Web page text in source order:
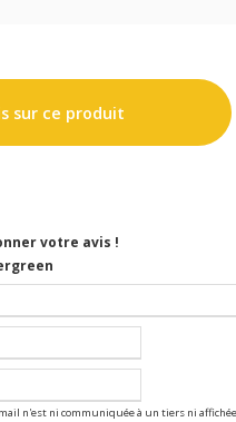
sur ce produit
votre avis !
n'est ni communiquée à un tiers ni